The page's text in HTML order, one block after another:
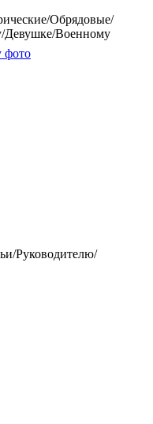
Обрядовые/
Военному
фото
Руководителю/